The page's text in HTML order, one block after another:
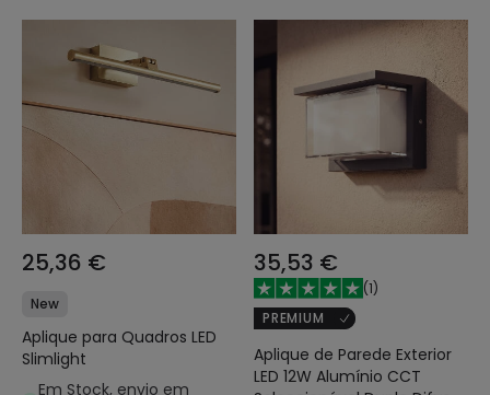
25,36 €
New
Aplique para Quadros LED
Slimlight
Em Stock, envio em
35,53 €
(1)
PREMIUM
Aplique de Parede Exterior
LED 12W Alumínio CCT